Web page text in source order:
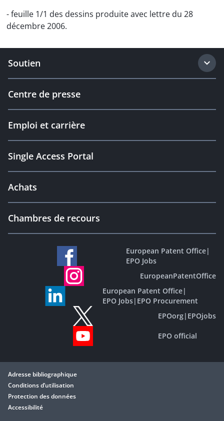
- feuille 1/1 des dessins produite avec lettre du 28
décembre 2006.
Soutien
Centre de presse
Emploi et carrière
Single Access Portal
Achats
Chambres de recours
European Patent Office|
EPO Jobs
EuropeanPatentOffice
European Patent Office|
EPO Jobs| EPO Procurement
EPOorg| EPOjobs
EPO official
Adresse bibliographique
Conditions d’utilisation
Protection des données
Accessibilité